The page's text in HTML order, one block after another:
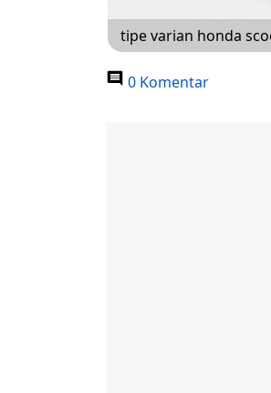
tipe varian honda
0 Komentar